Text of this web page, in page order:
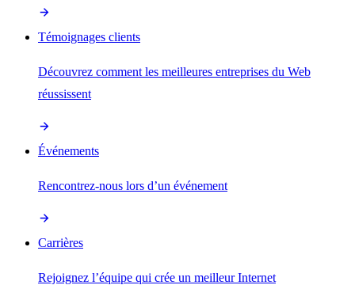
Témoignages clients
Découvrez comment les meilleures entreprises du Web
réussissent
Événements
Rencontrez-nous lors d’un événement
Carrières
Rejoignez l’équipe qui crée un meilleur Internet